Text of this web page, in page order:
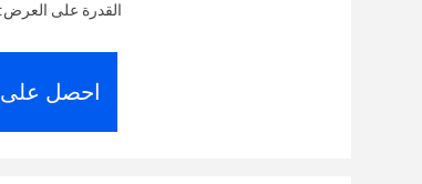
القدرة على العرض: 2000000 قطعة في الشهر
احصل